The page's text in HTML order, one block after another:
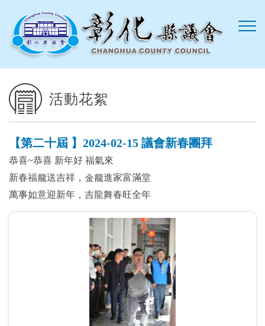
活動花絮
【第二十屆 】2024-02-15 議會新春團拜
恭喜~恭喜 新年好 福氣來
新春福龍送吉祥，金龍進家富滿堂
萬事如意迎新年，吉龍舞春旺全年